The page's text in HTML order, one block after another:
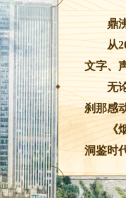
鼎
从
文字、
无
刹那感
《
洞鉴时